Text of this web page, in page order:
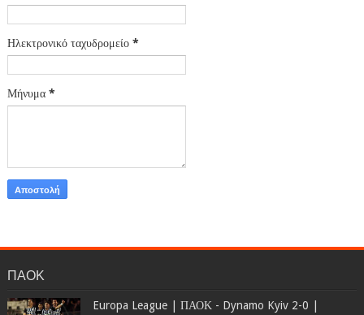
Ηλεκτρονικό ταχυδρομείο *
Μήνυμα *
ΠΑΟΚ
Europa League | ΠΑΟΚ - Dynamo Kyiv 2-0 |